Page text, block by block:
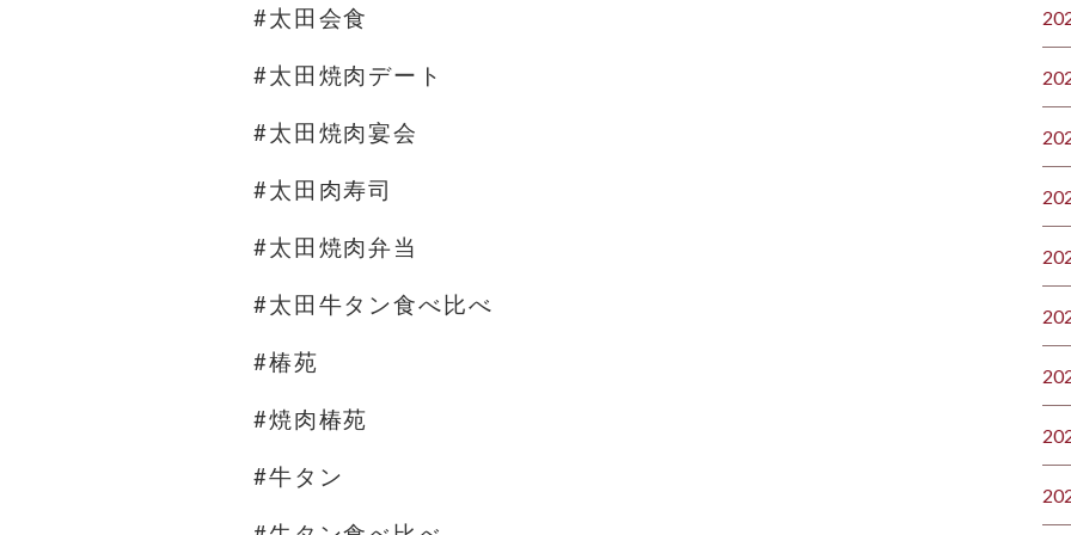
#太田会食
#太田焼肉デート
#太田焼肉宴会
#太田肉寿司
#太田焼肉弁当
#太田牛タン食べ比べ
#椿苑
#焼肉椿苑
#牛タン